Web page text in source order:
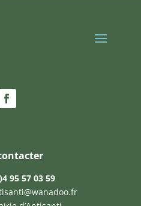
95 57 03 59